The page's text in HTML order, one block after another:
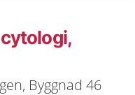
Byggnad 46